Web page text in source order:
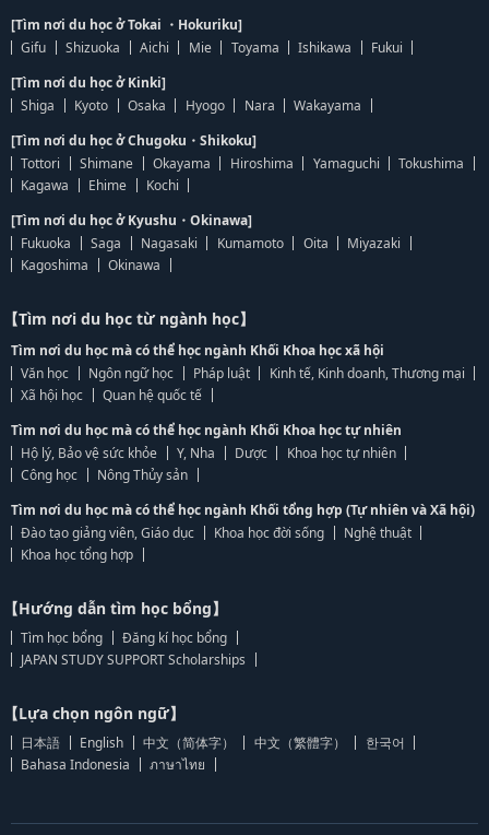
[Tìm nơi du học ở Tokai ・Hokuriku]
Gifu
Shizuoka Aichi Mie Toyama Ishikawa
Fukui
[Tìm nơi du học ở Kinki]
Shiga
Kyoto Osaka Hyogo Nara
Wakayama
[Tìm nơi du học ở Chugoku・Shikoku]
Tottori
Shimane Okayama Hiroshima Yamaguchi
Tokushima
Kagawa
Ehime
Kochi
[Tìm nơi du học ở Kyushu・Okinawa]
Fukuoka
Saga Nagasaki Kumamoto Oita
Miyazaki
Kagoshima
Okinawa
【Tìm nơi du học từ ngành học】
Tìm nơi du học mà có thể học ngành Khối Khoa học xã hội
Văn học
Ngôn ngữ học Pháp luật
Kinh tế, Kinh doanh, Thương mại
Xã hội học
Quan hệ quốc tế
Tìm nơi du học mà có thể học ngành Khối Khoa học tự nhiên
Hộ lý, Bảo vệ sức khỏe
Y, Nha Dược
Khoa học tự nhiên
Công học
Nông Thủy sản
Tìm nơi du học mà có thể học ngành Khối tổng hợp (Tự nhiên và Xã hội)
Đào tạo giảng viên, Giáo dục
Khoa học đời sống
Nghệ thuật
Khoa học tổng hợp
【Hướng dẫn tìm học bổng】
Tìm học bổng
Đăng kí học bổng
JAPAN STUDY SUPPORT Scholarships
【Lựa chọn ngôn ngữ】
日本語 English 中文（简体字） 中文（繁體字）
한국어
Bahasa Indonesia
ภาษาไทย